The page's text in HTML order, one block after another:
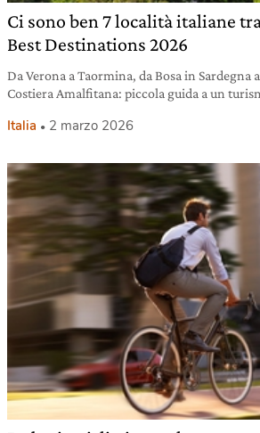
Ci sono ben 7 località italiane
Best Destinations 2026
Da Verona a Taormina, da Bosa in Sardegna
Costiera Amalfitana: piccola guida a un
Italia 2 marzo 2026